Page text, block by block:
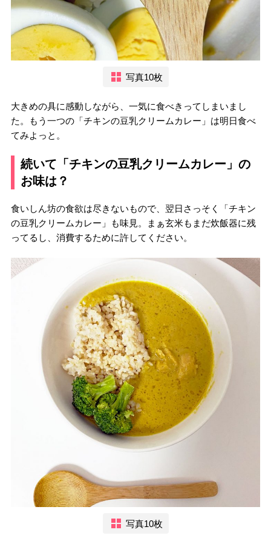
写真10枚
大きめの具に感動しながら、一気に食べきってしまいまし
た。もう一つの「チキンの豆乳クリームカレー」は明日食べ
てみよっと。
続いて「チキンの豆乳クリームカレー」の
お味は？
食いしん坊の食欲は尽きないもので、翌日さっそく「チキン
の豆乳クリームカレー」も味見。まぁ玄米もまだ炊飯器に残
ってるし、消費するために許してください。
写真10枚